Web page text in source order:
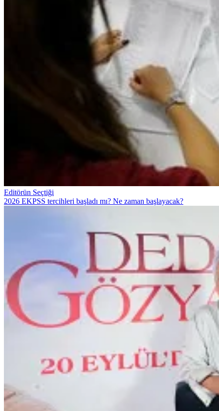
Editörün Seçtiği
2026 EKPSS tercihleri başladı mı? Ne zaman başlayacak?